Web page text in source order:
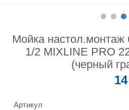
Мойка настол.монтаж
1/2 MIXLINE PRO
(черный
Артикул